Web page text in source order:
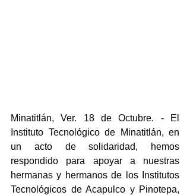
Minatitlán, Ver. 18 de Octubre. - El
Instituto Tecnológico de Minatitlán, en
un acto de solidaridad, hemos
respondido para apoyar a nuestras
hermanas y hermanos de los Institutos
Tecnológicos de Acapulco y Pinotepa,